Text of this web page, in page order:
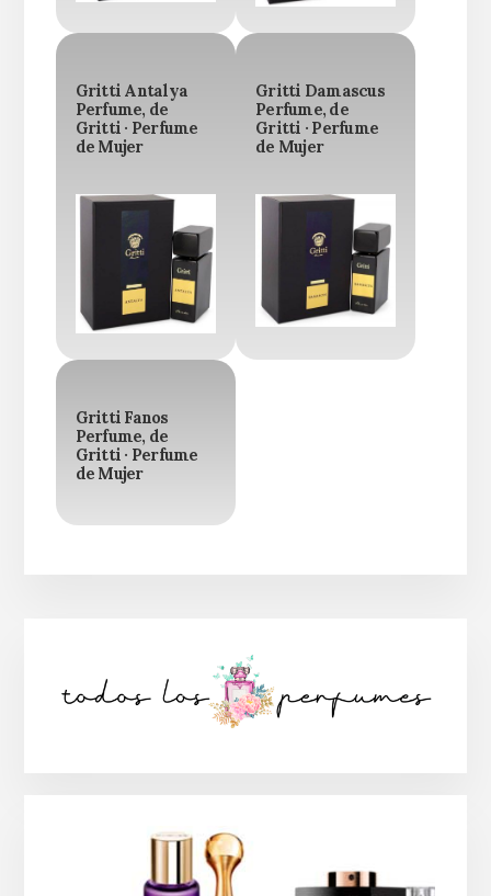
Gritti Antalya
Perfume, de
Gritti · Perfume
de Mujer
Gritti Damascus
Perfume, de
Gritti · Perfume
de Mujer
Gritti Fanos
Perfume, de
Gritti · Perfume
de Mujer
lateral